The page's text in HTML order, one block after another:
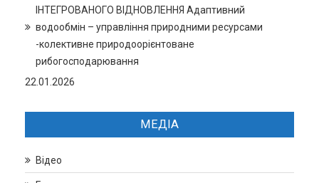
ІНТЕГРОВАНОГО ВІДНОВЛЕННЯ Адаптивний
водообмін – управління природними ресурсами
-колективне природоорієнтоване
рибогосподарювання
22.01.2026
МЕДІА
Відео